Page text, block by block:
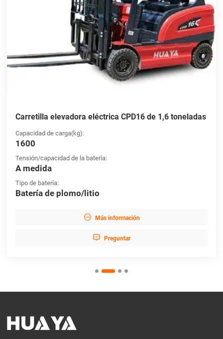
Carretilla elevadora eléctrica CPD16 de 1,6 toneladas
Capacidad de carga(kg):
1600
Tensión/capacidad de la batería:
A medida
Tipo de batería:
Batería de plomo/litio
 Más información
 Preguntar